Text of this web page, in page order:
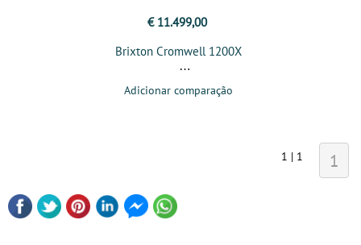
€ 11.499,00
Brixton Cromwell 1200X
Adicionar comparação
1 | 1 1